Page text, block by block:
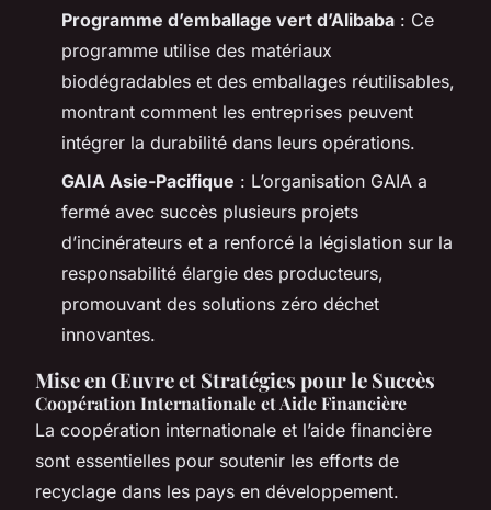
Programme d’emballage vert d’Alibaba : Ce
programme utilise des matériaux
biodégradables et des emballages réutilisables,
montrant comment les entreprises peuvent
intégrer la durabilité dans leurs opérations.
GAIA Asie-Pacifique : L’organisation GAIA a
fermé avec succès plusieurs projets
d’incinérateurs et a renforcé la législation sur la
responsabilité élargie des producteurs,
promouvant des solutions zéro déchet
innovantes.
Mise en Œuvre et Stratégies pour le Succès
Coopération Internationale et Aide Financière
La coopération internationale et l’aide financière
sont essentielles pour soutenir les efforts de
recyclage dans les pays en développement.